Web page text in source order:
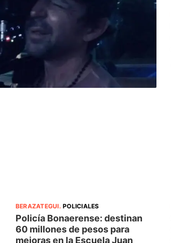
BERAZATEGUI.POLICIALES
Policía Bonaerense: destinan
60 millones de pesos para
mejoras en la Escuela Juan